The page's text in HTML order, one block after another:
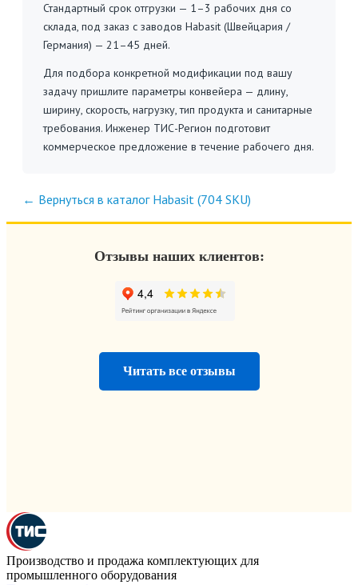
Стандартный срок отгрузки — 1–3 рабочих дня со
склада, под заказ с заводов Habasit (Швейцария /
Германия) — 21–45 дней.
Для подбора конкретной модификации под вашу
задачу пришлите параметры конвейера — длину,
ширину, скорость, нагрузку, тип продукта и санитарные
требования. Инженер ТИС-Регион подготовит
коммерческое предложение в течение рабочего дня.
← Вернуться в каталог Habasit (704 SKU)
Отзывы наших клиентов:
Читать все отзывы
Производство и продажа комплектующих для
промышленного оборудования